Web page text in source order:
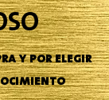
y por elegir